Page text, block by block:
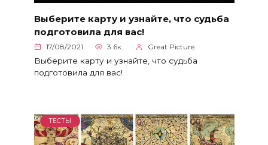
Выберите карту и узнайте, что судьба
подготовила для вас!
17/08/2021 3.6к. Great Picture
Выберите карту и узнайте, что судьба
подготовила для вас!
ТЕСТЫ